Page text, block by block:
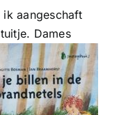
ik aangeschaft
je. Dames